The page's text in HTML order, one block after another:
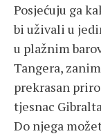
Posjećuju ga
bi uživali u
u plažnim
Tangera,
prekrasan
tjesnac
Do njega